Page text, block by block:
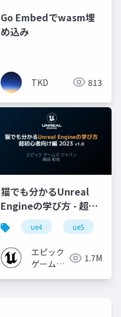
Go Embedでwasm埋
め込み
TKD 813
猫でも分かるUnreal
Engineの学び方 - 超初
心者向け編 - 2023 v1.0
ue4 ue5
エピック
ゲームズ
1.7M